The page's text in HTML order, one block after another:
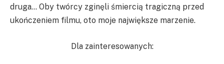
druga… Oby twórcy zginęli śmiercią tragiczną przed
ukończeniem filmu, oto moje największe marzenie.
Dla zainteresowanych: